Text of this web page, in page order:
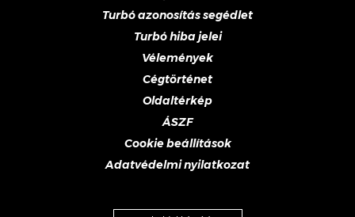
Turbó azonosítás segédlet
Turbó hiba jelei
Vélemények
Cégtörténet
Oldaltérkép
ÁSZF
Cookie beállítások
Adatvédelmi nyilatkozat